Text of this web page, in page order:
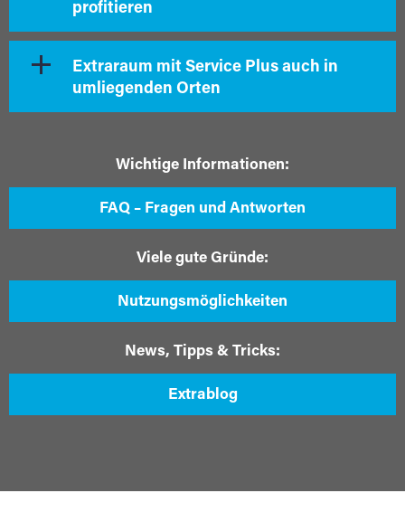
profitieren
Extraraum mit Service Plus auch in
umliegenden Orten
Wichtige Informationen:
FAQ – Fragen und Antworten
Viele gute Gründe:
Nutzungsmöglichkeiten
News, Tipps & Tricks:
Extrablog